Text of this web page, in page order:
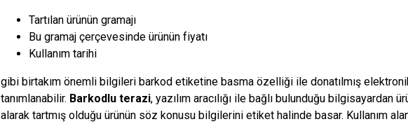
Tartılan ürünün gramajı
Bu gramaj çerçevesinde ürünün fiyatı
Kullanım tarihi
gibi birtakım önemli bilgileri barkod etiketine basma özelliği ile donatılmış
tanımlanabilir. Barkodlu terazi, yazılım aracılığı ile bağlı bulunduğu bilgisayardan
alarak tartmış olduğu ürünün söz konusu bilgilerini etiket halinde basar. Kullanım